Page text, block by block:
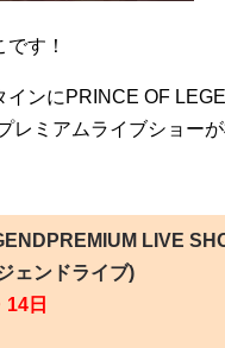
す！
インにPRINCE OF
レミアムライブショー
LIVE
ェンドライブ)
日